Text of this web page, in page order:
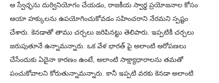
ఆ స్వేచ్ఛను దుర్వినియోగం చేయడం, రాజకీయ స్వార్థ ప్రయోజనాల కోసం
ఆయా హక్కులను ఉపయోగించుకోవడం సహించరాని నేరమని స్పష్టం
చేశారు. కెనడాతో తాము చర్చలు జరిపినట్టు తెలిపారు. ఇప్పటికీ చర్చలు
జరుపుతూనే ఉన్నామన్నారు. ఒక వేళ భారత్ పై అలాంటి ఆరోపణలు
చేసేందుకు ఏదైనా కారణం ఉంటే, అలాంటి సాక్ష్యాధారాలను తమతో
పంచుకోవాలని కోరుతున్నామన్నారు. కానీ ఇప్పటి వరకు కెనడా అలాంటి